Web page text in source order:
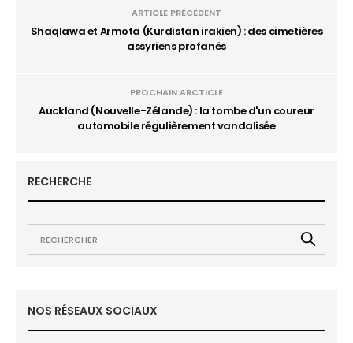
ARTICLE PRÉCÉDENT
Shaqlawa et Armota (Kurdistan irakien) : des cimetières
assyriens profanés
PROCHAIN ARCTICLE
Auckland (Nouvelle-Zélande) : la tombe d'un coureur
automobile régulièrement vandalisée
RECHERCHE
NOS RÉSEAUX SOCIAUX